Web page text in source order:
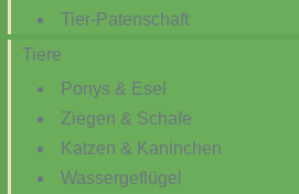
Tier-Patenschaft
Tiere
Ponys & Esel
Ziegen & Schafe
Katzen & Kaninchen
Wassergeflügel